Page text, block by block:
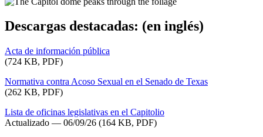
Descargas destacadas: (en inglés)
Acta de información pública
(724 KB, PDF)
Normativa contra Acoso Sexual en el Senado de Texas
(262 KB, PDF)
Lista de oficinas legislativas en el Capitolio
Actualizado — 06/09/26 (164 KB, PDF)